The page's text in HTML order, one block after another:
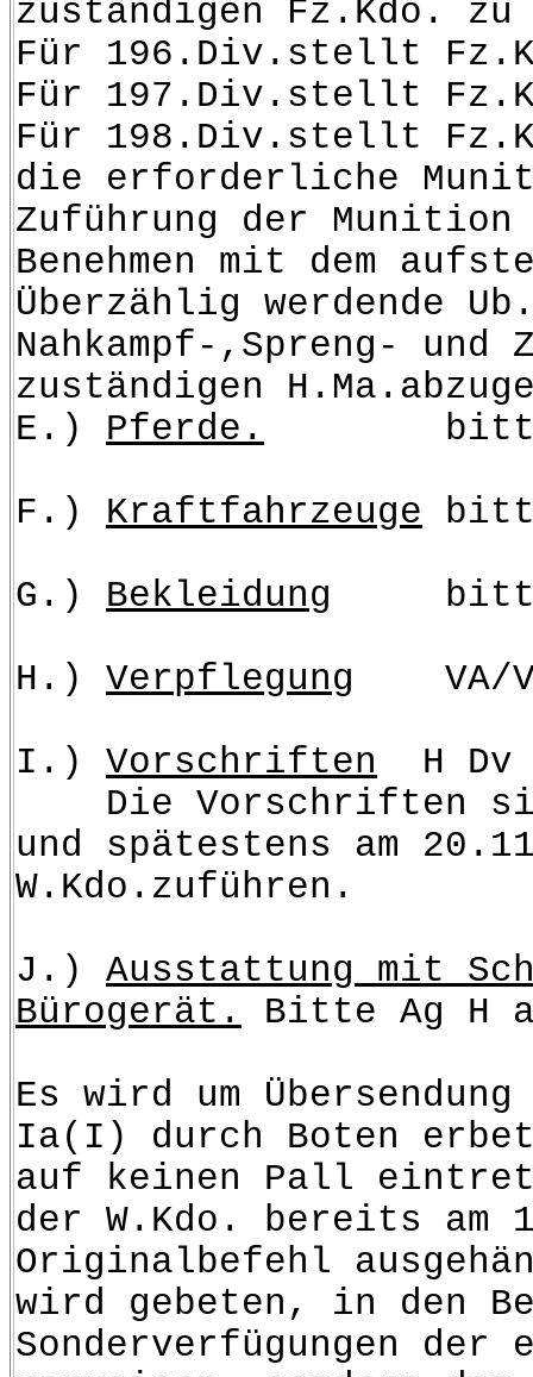
zuständigen Fz.Kdo.
Für 196.Div.stellt
Für 197.Div.stellt
Für 198.Div.stellt
die erforderliche
Zuführung der
Benehmen mit dem
Überzählig werdende
Nahkampf-,Spreng-
zuständigen
E.) Pferde.
bitte In
F.) Kraftfahrzeuge
G.) Bekleidung bitte
H.) Verpflegung VA/
I.) Vorschriften H
Die Vorschriften
und spätestens am
W.Kdo.zuführen.
J.) Ausstattung mit
Bürogerät.
Bitte Ag H
Es wird um
Ia(I) durch Boten
auf keinen Pall
der W.Kdo. bereits am
Originalbefehl
wird gebeten, in den
Sonderverfügungen